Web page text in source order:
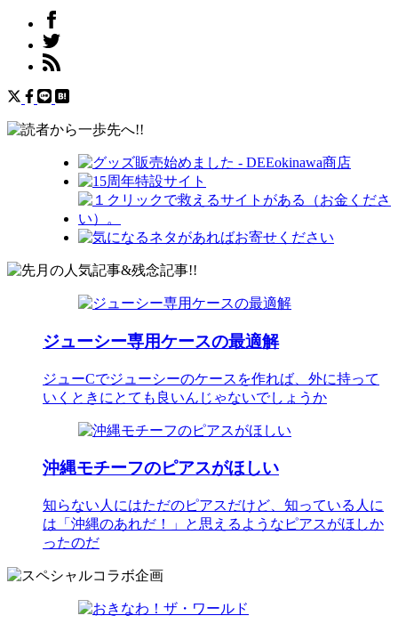
ジューシー専用ケースの最適解
ジューCでジューシーのケースを作れば、外に持って
いくときにとても良いんじゃないでしょうか
沖縄モチーフのピアスがほしい
知らない人にはただのピアスだけど、知っている人に
は「沖縄のあれだ！」と思えるようなピアスがほしか
ったのだ